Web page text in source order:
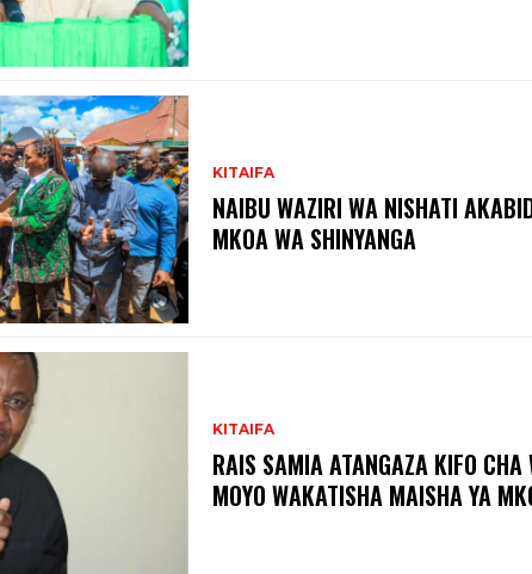
KITAIFA
NAIBU WAZIRI WA NISHATI
MKOA WA SHINYANGA
KITAIFA
RAIS SAMIA ATANGAZA KIFO
MOYO WAKATISHA MAISHA YA